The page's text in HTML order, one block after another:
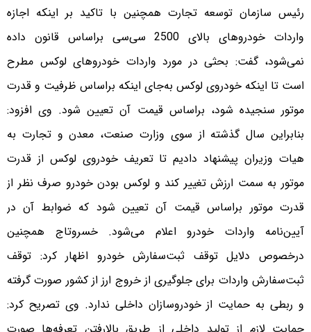
رئیس سازمان توسعه تجارت همچنین با تاکید بر اینکه اجازه
واردات خودروهای بالای 2500 سی‌سی براساس قانون داده
نمی‌شود، گفت:‌ بحثی در مورد واردات خودروهای لوکس مطرح
است تا اینکه خودروی لوکس به‌جای اینکه براساس ظرفیت و قدرت
موتور سنجیده شود، براساس قیمت آن تعیین شود. وی افزود:
بنابراین سال گذشته از سوی وزارت صنعت، معدن و تجارت به
هیات وزیران پیشنهاد دادیم تا تعریف خودروی لوکس از قدرت
موتور به سمت ارزش تغییر کند و لوکس بودن خودرو صرف نظر از
قدرت موتور براساس قیمت آن تعیین شود که ضوابط آن در
آیین‌نامه واردات خودرو اعلام می‌شود. خسروتاج همچنین
درخصوص دلایل توقف ثبت‌سفارش خودرو اظهار کرد: توقف
ثبت‌سفارش واردات برای جلوگیری از خروج ارز از کشور صورت گرفته
و ربطی به حمایت از خودروسازان داخلی ندارد. وی تصریح کرد: